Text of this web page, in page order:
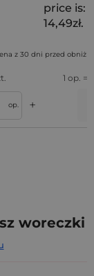
price is:
14,49zł.
z 30 dni przed
1 op. =
op. +
woreczki